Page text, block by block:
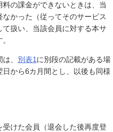
の課金ができないときは、当
かった（従ってそのサービス
扱い、当該会員に対する本サ
、 別表1に別段の記載がある場
から6カ月間とし、以後も同様
けた会員（退会した後再度登